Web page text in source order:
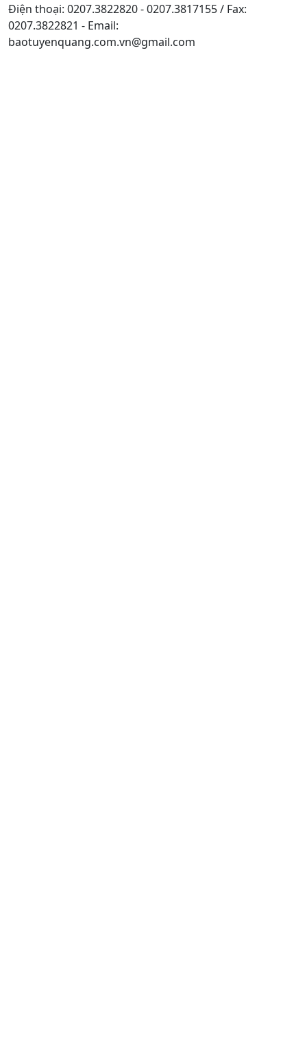
Điện thoại: 0207.3822820 - 0207.3817155 / Fax:
0207.3822821 - Email:
baotuyenquang.com.vn@gmail.com